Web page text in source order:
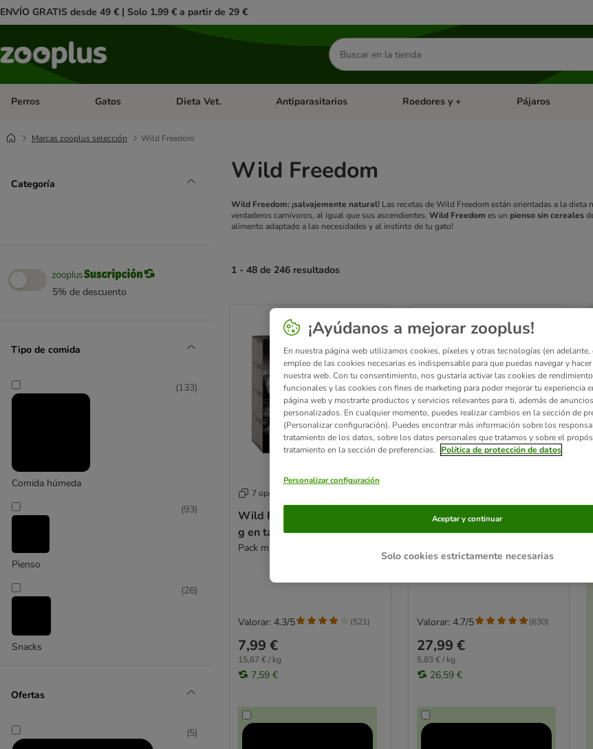
ENVÍO GRATIS desde 49 € | Solo 1,99 € a partir de 29 €
Buscar
productos
Perros Menú de categoria abierto: Perros
Gatos Menú de categoria abierto: Gatos
Dieta Vet. Menú de categoria abierto: Dieta Vet.
Antiparasitarios Menú de categoria abierto: Antiparasitarios
Roedores y + Menú de categoria
Pájaros
Marcas zooplus selección Wild Freedom
Categoría
5% de descuento
Tipo de comida
Comida húmeda
(133)
Pienso
(93)
Snacks
(26)
Ofertas
(5)
Wild Freedom
Wild Freedom: ¡salvajemente natural! Las recetas de Wild Freedom están orientadas a la
verdaderos carnívoros, al igual que sus ascendientes. Wild Freedom es un pienso sin cereales
alimento adaptado a las necesidades y al instinto de tu gato!
1 - 48 de 246 resultados
product items have been changed
7 opciones
Wild Freedom Adult 6 x 85
g en tarrinas
Pack mixto: 6 variedades
7,99 €
15,67 € / kg
7,59 €
Valorar: 4.3/5 (521)
Wild Freedom Adult 6 x
800 g - receta sin cereales
Abadejo, 2 x Conejo)
27,99 €
5,83 € / kg
26,59 €
Valorar: 4.7/5 (630)
¡Ayúdanos a mejorar zooplus!
En nuestra página web utilizamos cookies, píxeles y otras tecnologías (en adelante,
empleo de las cookies necesarias es indispensable para que puedas navegar y
nuestra web. Con tu consentimiento, nos gustaría activar las cookies de
funcionales y las cookies con fines de marketing para poder mejorar tu experiencia
página web y mostrarte productos y servicios relevantes para ti, además de anuncios
personalizados. En cualquier momento, puedes realizar cambios en la sección de
(Personalizar configuración). Puedes encontrar más información sobre los
tratamiento de los datos, sobre los datos personales que tratamos y sobre el
tratamiento en la sección de preferencias.
Política de protección de datos
Personalizar configuración
Solo cookies estrictamente necesarias
Aceptar y continuar